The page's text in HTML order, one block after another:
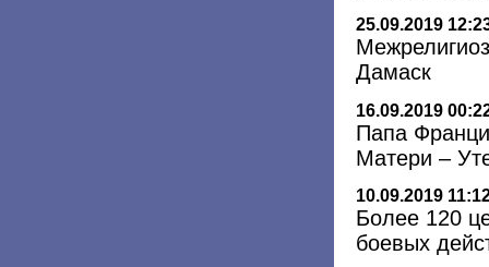
25.09.2019
Дамаск
16.09.2019
Папа
Матери –
10.09.2019
Более 120
боевых